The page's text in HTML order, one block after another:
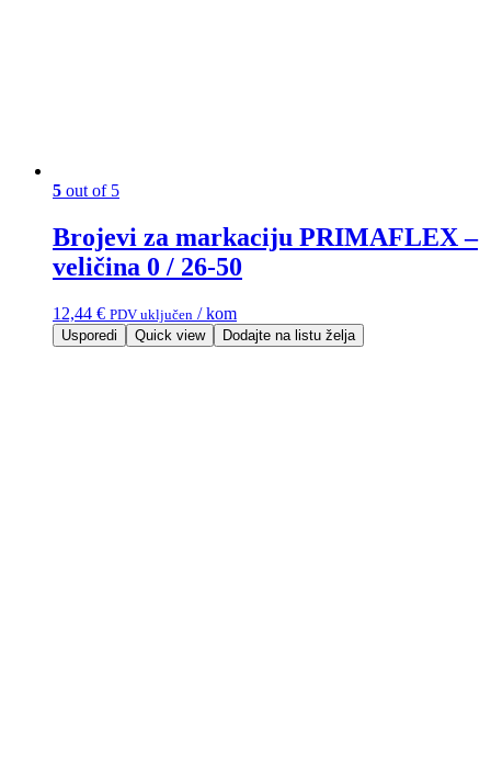
5 out of 5
Brojevi za markaciju PRIMAFLEX –
veličina 0 / 26-50
12,44 € PDV uključen / kom
Usporedi Quick view Dodajte na listu želja